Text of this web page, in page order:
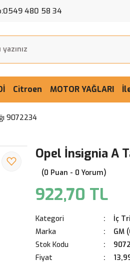
0549 480 58 34
Citroen MOTOR YAĞLARI
9072234
Opel İnsignia A
(0 Puan - 0 Yorum)
922,70 TL
Kategori
İç
Marka
GM
Stok Kodu
Fiyat